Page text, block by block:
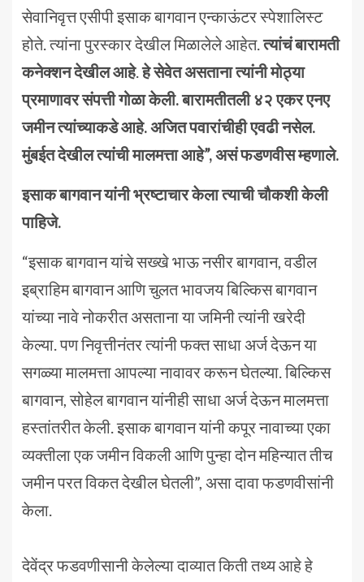
सेवानिवृत्त एसीपी इसाक बागवान एन्काऊंटर स्पेशालिस्ट
होते. त्यांना पुरस्कार देखील मिळालेले आहेत.त्यांचं बारामती
कनेक्शन देखील आहे.हे सेवेत असताना त्यांनी मोठ्या
प्रमाणावर संपत्ती गोळा केली. बारामतीतली ४२ एकर एनए
जमीन त्यांच्याकडे आहे. अजित पवारांचीही एवढी नसेल.
मुंबईत देखील त्यांची मालमत्ता आहे”, असं फडणवीस म्हणाले.
इसाक बागवान यांनी भ्रष्टाचार केला त्याची चौकशी केली
पाहिजे.
“इसाक बागवान यांचे सख्खे भाऊ नसीर बागवान, वडील
इब्राहिम बागवान आणि चुलत भावजय बिल्किस बागवान
यांच्या नावे नोकरीत असताना या जमिनी त्यांनी खरेदी
केल्या. पण निवृत्तीनंतर त्यांनी फक्त साधा अर्ज देऊन या
सगळ्या मालमत्ता आपल्या नावावर करून घेतल्या. बिल्किस
बागवान, सोहेल बागवान यांनीही साधा अर्ज देऊन मालमत्ता
हस्तांतरीत केली. इसाक बागवान यांनी कपूर नावाच्या एका
व्यक्तीला एक जमीन विकली आणि पुन्हा दोन महिन्यात तीच
जमीन परत विकत देखील घेतली”, असा दावा फडणवीसांनी
केला.
देवेंद्र फडवणीसानी केलेल्या दाव्यात किती तथ्य आहे हे